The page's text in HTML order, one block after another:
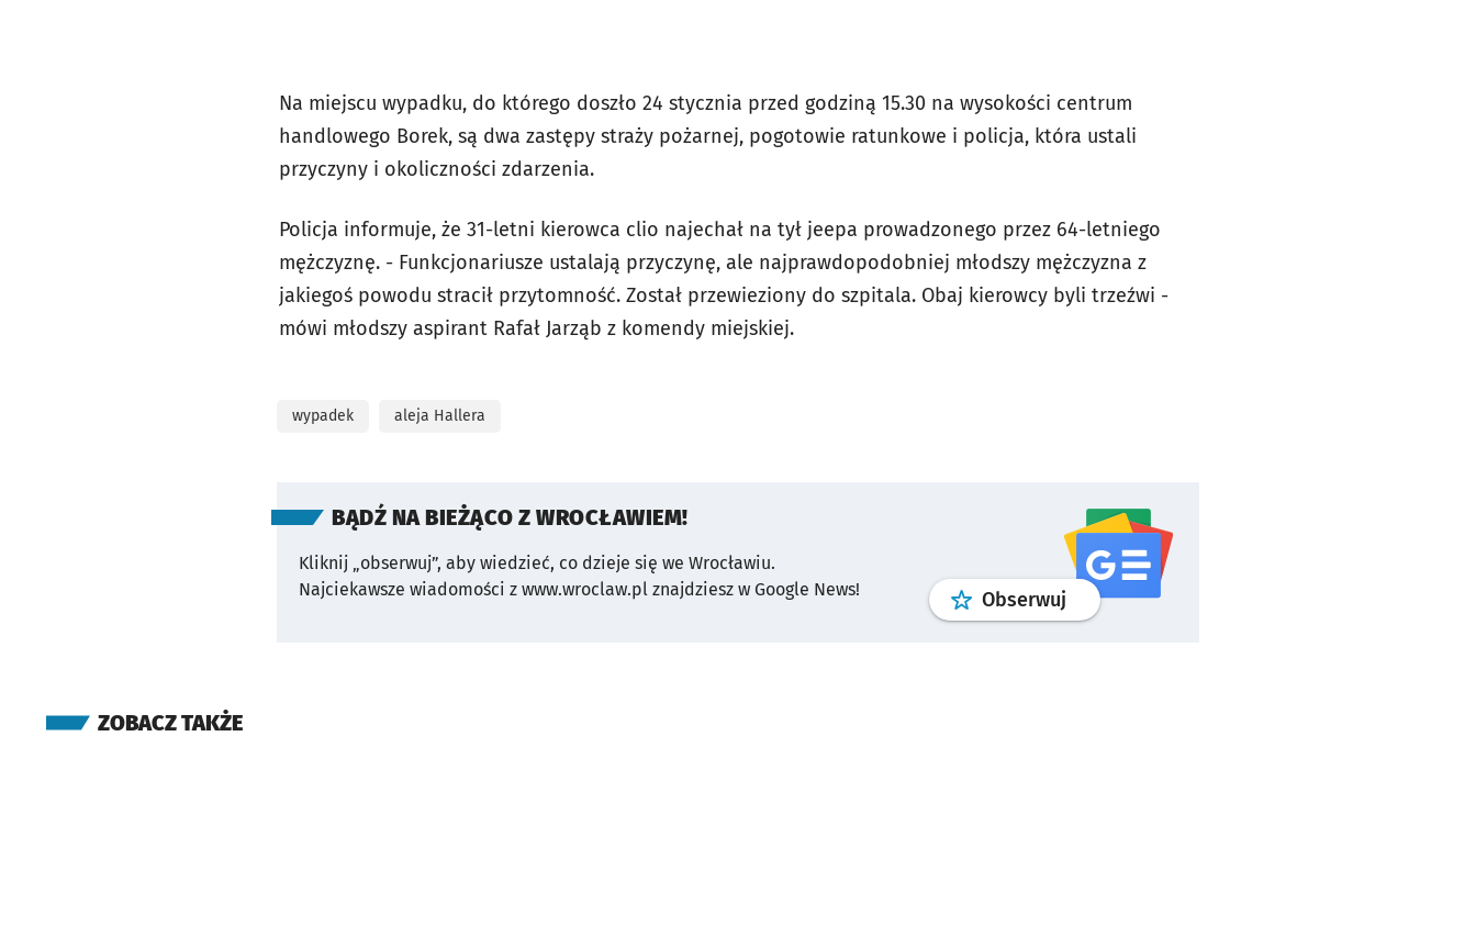
Na miejscu wypadku, do którego doszło 24 stycznia przed godziną 15.30 na wysokości centrum
handlowego Borek, są dwa zastępy straży pożarnej, pogotowie ratunkowe i policja, która ustali
przyczyny i okoliczności zdarzenia.
Policja informuje, że 31-letni kierowca clio najechał na tył jeepa prowadzonego przez 64-letniego
mężczyznę. - Funkcjonariusze ustalają przyczynę, ale najprawdopodobniej młodszy mężczyzna z
jakiegoś powodu stracił przytomność. Został przewieziony do szpitala. Obaj kierowcy byli trzeźwi -
mówi młodszy aspirant Rafał Jarząb z komendy miejskiej.
wypadek aleja Hallera
BĄDŹ NA BIEŻĄCO Z WROCŁAWIEM!
Kliknij „obserwuj”, aby wiedzieć, co dzieje się we Wrocławiu.
Najciekawsze wiadomości z www.wroclaw.pl znajdziesz w Google News!
Obserwuj profilgoogle news
ZOBACZ TAKŻE